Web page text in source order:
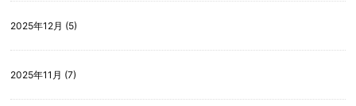
2025年12月 (5)
2025年11月 (7)